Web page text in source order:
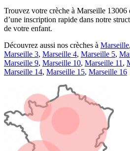
Trouvez votre crèche à Marseille 13006
d’une inscription rapide dans notre
de votre enfant.
Découvrez aussi nos crèches à Marseille,
Marseille 3, Marseille 4, Marseille 5,
Marseille 9, Marseille 10, Marseille 11 ,
Marseille 14, Marseille 15, Marseille 16